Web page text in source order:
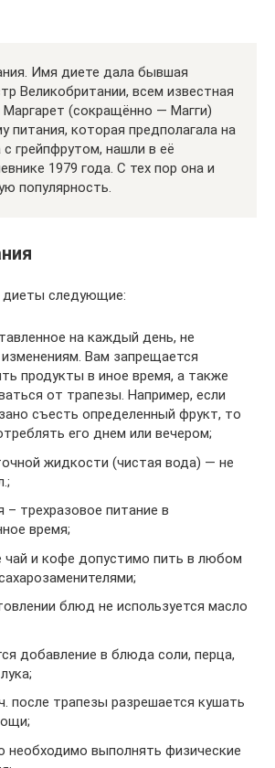
Имя диете дала бывшая
Великобритании, всем известная
(сокращённо — Магги)
питания, которая предполагала на
с грейпфрутом, нашли в её
1979 года. С тех пор она и
популярность.
следующие:
на каждый день, не
Вам запрещается
продукты в иное время, а также
от трапезы. Например, если
съесть определенный фрукт, то
его днем или вечером;
жидкости (чистая вода) — не
– трехразовое питание в
время;
чай и кофе допустимо пить в любом
блюд не используется масло
добавление в блюда соли, перца,
после трапезы разрешается кушать
необходимо выполнять физические